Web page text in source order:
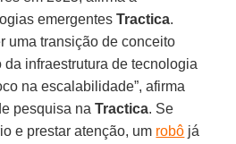
emergentesTractica.
uma transição de conceito
infraestrutura de tecnologia
na escalabilidade”, afirma
pesquisa naTractica. Se
e prestar atenção, um robô já